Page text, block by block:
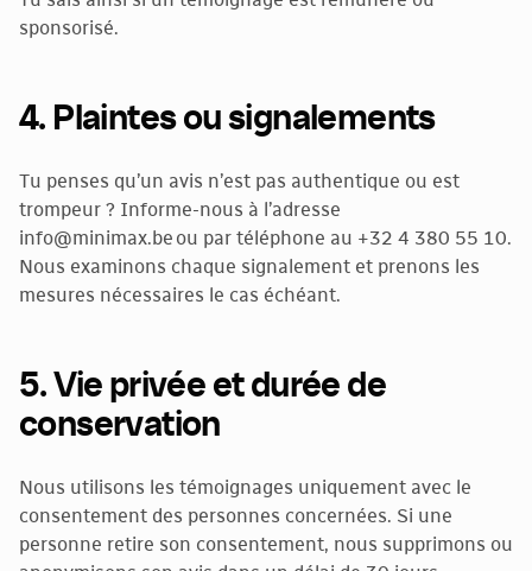
sponsorisé.
4. Plaintes ou signalements
Tu penses qu’un avis n’est pas authentique ou est
trompeur ? Informe-nous à l’adresse
info@minimax.be ou par téléphone au +32 4 380 55 10.
Nous examinons chaque signalement et prenons les
mesures nécessaires le cas échéant.
5. Vie privée et durée de
conservation
Nous utilisons les témoignages uniquement avec le
consentement des personnes concernées. Si une
personne retire son consentement, nous supprimons ou